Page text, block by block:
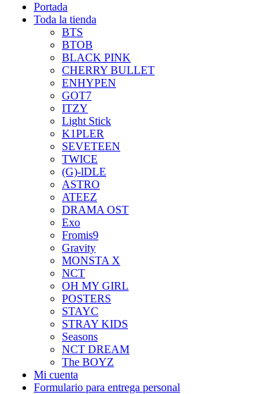
Portada
Toda la tienda
BTS
BTOB
BLACK PINK
CHERRY BULLET
ENHYPEN
GOT7
ITZY
Light Stick
K1PLER
SEVETEEN
TWICE
(G)-lDLE
ASTRO
ATEEZ
DRAMA OST
Exo
Fromis9
Gravity
MONSTA X
NCT
OH MY GIRL
POSTERS
STAYC
STRAY KIDS
Seasons
NCT DREAM
The BOYZ
Mi cuenta
Formulario para entrega personal